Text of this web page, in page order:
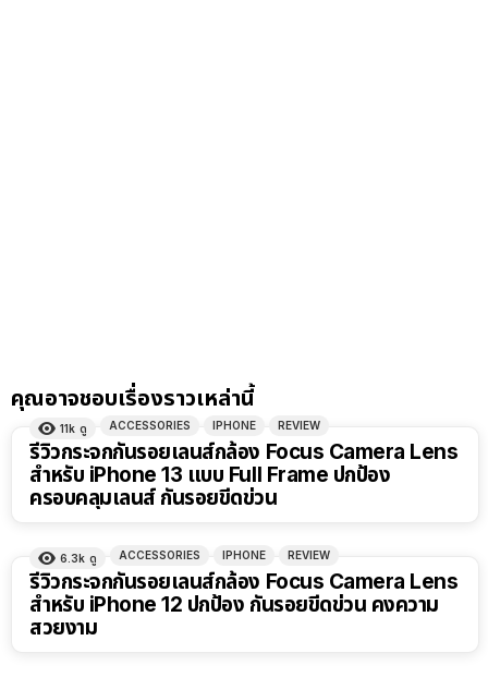
คุณอาจชอบเรื่องราวเหล่านี้
11k ดู ACCESSORIES IPHONE REVIEW
รีวิวกระจกกันรอยเลนส์กล้อง Focus Camera Lens
สำหรับ iPhone 13 แบบ Full Frame ปกป้อง
ครอบคลุมเลนส์ กันรอยขีดข่วน
6.3k ดู ACCESSORIES IPHONE REVIEW
รีวิวกระจกกันรอยเลนส์กล้อง Focus Camera Lens
สำหรับ iPhone 12 ปกป้อง กันรอยขีดข่วน คงความ
สวยงาม